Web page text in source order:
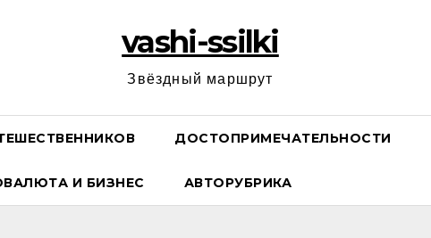
vashi-ssilki
Звёздный маршрут
ДОСТОПРИМЕЧАТЕЛЬНОСТИ
И БИЗНЕС АВТОРУБРИКА